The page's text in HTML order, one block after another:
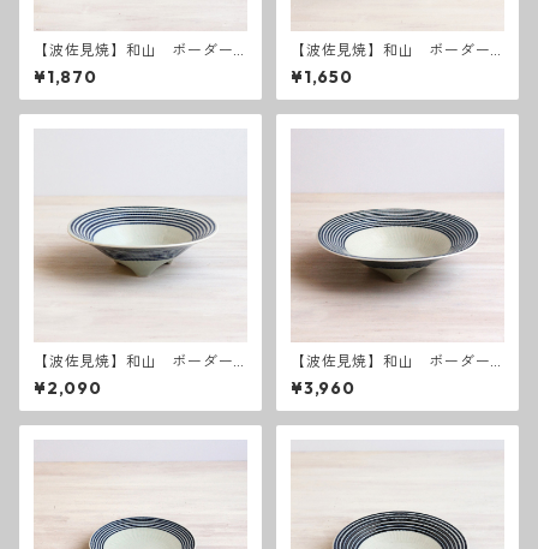
【波佐見焼】和山 ボーダー
柄 「藍駒」6寸皿
¥1,870
【波佐見焼】和山 ボーダー
柄「藍駒」カップ
¥1,650
【波佐見焼】和山 ボーダー
柄 「藍駒」 三つ足小
¥2,090
【波佐見焼】和山 ボーダー
柄 「藍駒」 三つ足大
¥3,960